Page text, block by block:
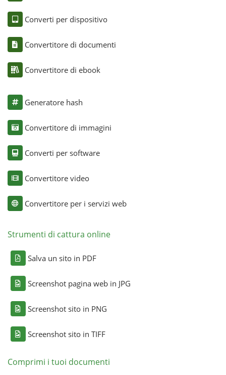
Converti per dispositivo
Convertitore di documenti
Convertitore di ebook
Generatore hash
Convertitore di immagini
Converti per software
Convertitore video
Convertitore per i servizi web
Strumenti di cattura online
Salva un sito in PDF
Screenshot pagina web in JPG
Screenshot sito in PNG
Screenshot sito in TIFF
Comprimi i tuoi documenti